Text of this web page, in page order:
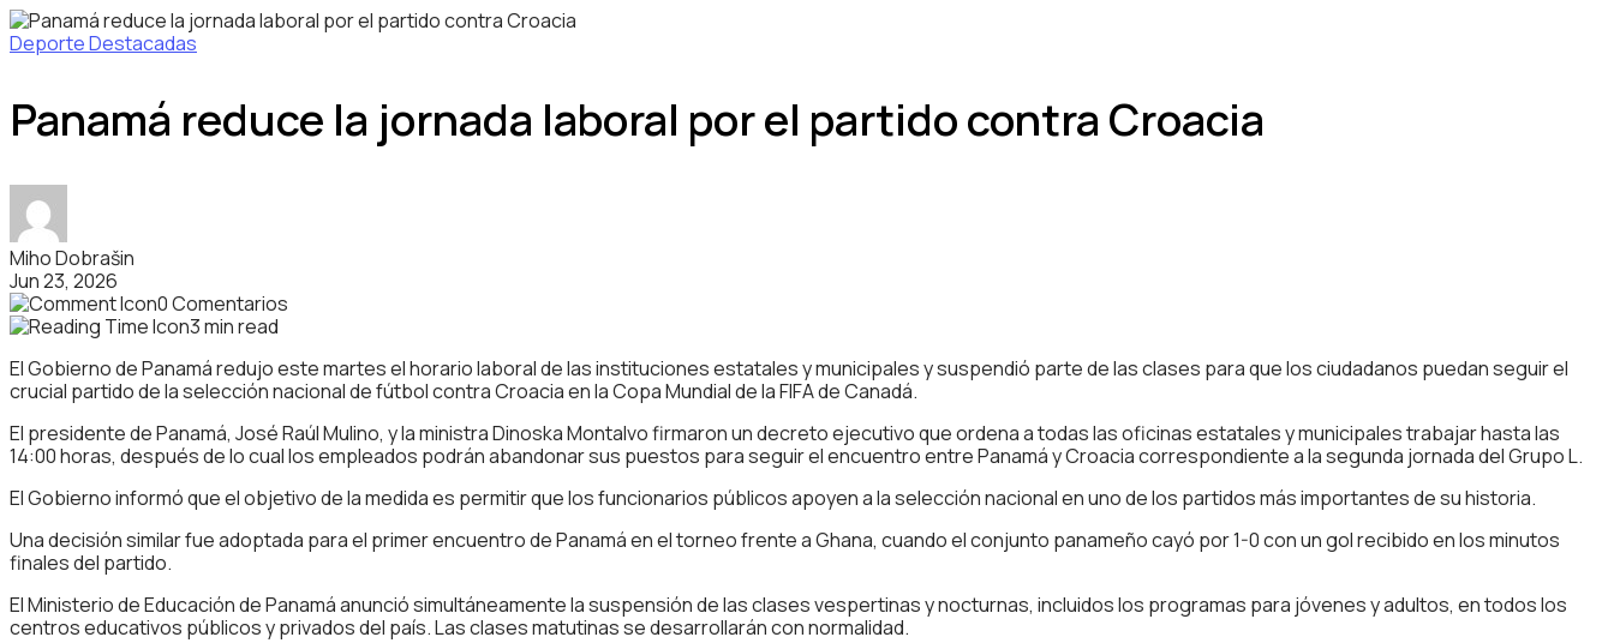
DeporteDestacadas
Panamá reduce la jornada laboral por el partido contra Croacia
Miho Dobrašin
Jun 23, 2026
0 Comentarios
3 min read
El Gobierno de Panamá redujo este martes el horario laboral de las instituciones estatales y municipales y suspendió parte de las clases para que los ciudadanos puedan seguir el
crucial partido de la selección nacional de fútbol contra Croacia en la Copa Mundial de la FIFA de Canadá.
El presidente de Panamá, José Raúl Mulino, y la ministra Dinoska Montalvo firmaron un decreto ejecutivo que ordena a todas las oficinas estatales y municipales trabajar hasta las
14:00 horas, después de lo cual los empleados podrán abandonar sus puestos para seguir el encuentro entre Panamá y Croacia correspondiente a la segunda jornada del Grupo L.
El Gobierno informó que el objetivo de la medida es permitir que los funcionarios públicos apoyen a la selección nacional en uno de los partidos más importantes de su historia.
Una decisión similar fue adoptada para el primer encuentro de Panamá en el torneo frente a Ghana, cuando el conjunto panameño cayó por 1-0 con un gol recibido en los minutos
finales del partido.
El Ministerio de Educación de Panamá anunció simultáneamente la suspensión de las clases vespertinas y nocturnas, incluidos los programas para jóvenes y adultos, en todos los
centros educativos públicos y privados del país. Las clases matutinas se desarrollarán con normalidad.